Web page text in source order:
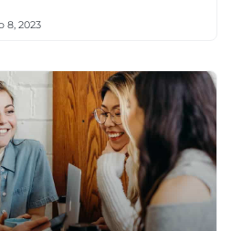
8, 2023